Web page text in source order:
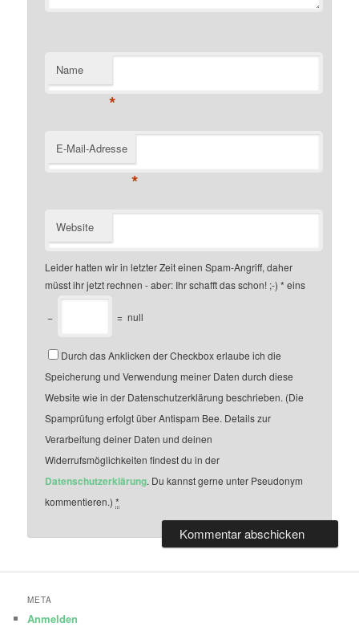
Name
*
E-Mail-Adresse
*
Website
Leider hatten wir in letzter Zeit einen Spam-Angriff, daher
müsst ihr jetzt rechnen - aber: Ihr schafft das schon! ;-) * eins
− = null
Durch das Anklicken der Checkbox erlaube ich die
Speicherung und Verwendung meiner Daten durch diese
Website wie in der Datenschutzerklärung beschrieben. (Die
Spamprüfung erfolgt über Antispam Bee. Details zur
Verarbeitung deiner Daten und deinen
Widerrufsmöglichkeiten findest du in der
Datenschutzerklärung. Du kannst gerne unter Pseudonym
kommentieren.)*
META
Anmelden